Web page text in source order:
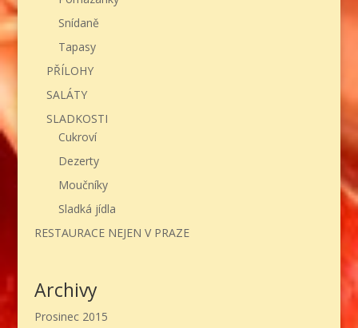
Snídaně
Tapasy
PŘÍLOHY
SALÁTY
SLADKOSTI
Cukroví
Dezerty
Moučníky
Sladká jídla
RESTAURACE NEJEN V PRAZE
Archivy
Prosinec 2015